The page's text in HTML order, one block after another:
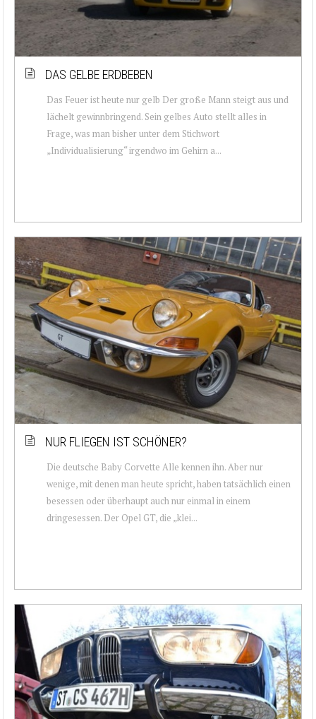
DAS GELBE ERDBEBEN
Das Feuer ist heute nur gelb Der große Mann steigt aus und
lächelt gewinnbringend. Sein gelbes Auto stellt alles in
Frage, was man bisher unter dem Stichwort
„Individualisierung“ irgendwo im Gehirn a...
NUR FLIEGEN IST SCHÖNER?
Die deutsche Baby Corvette Alle kennen ihn. Aber nur
wenige, mit denen man heute spricht, haben tatsächlich einen
besessen oder überhaupt auch nur einmal in einem
dringesessen. Der Opel GT, die „klei...